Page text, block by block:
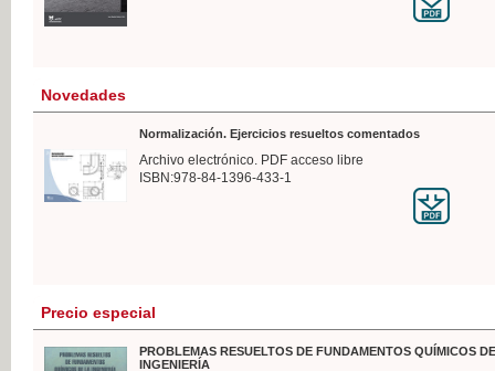
Novedades
Normalización. Ejercicios resueltos comentados
Archivo electrónico. PDF acceso libre
ISBN:978-84-1396-433-1
Precio especial
PROBLEMAS RESUELTOS DE FUNDAMENTOS QUÍMICOS
INGENIERÍA